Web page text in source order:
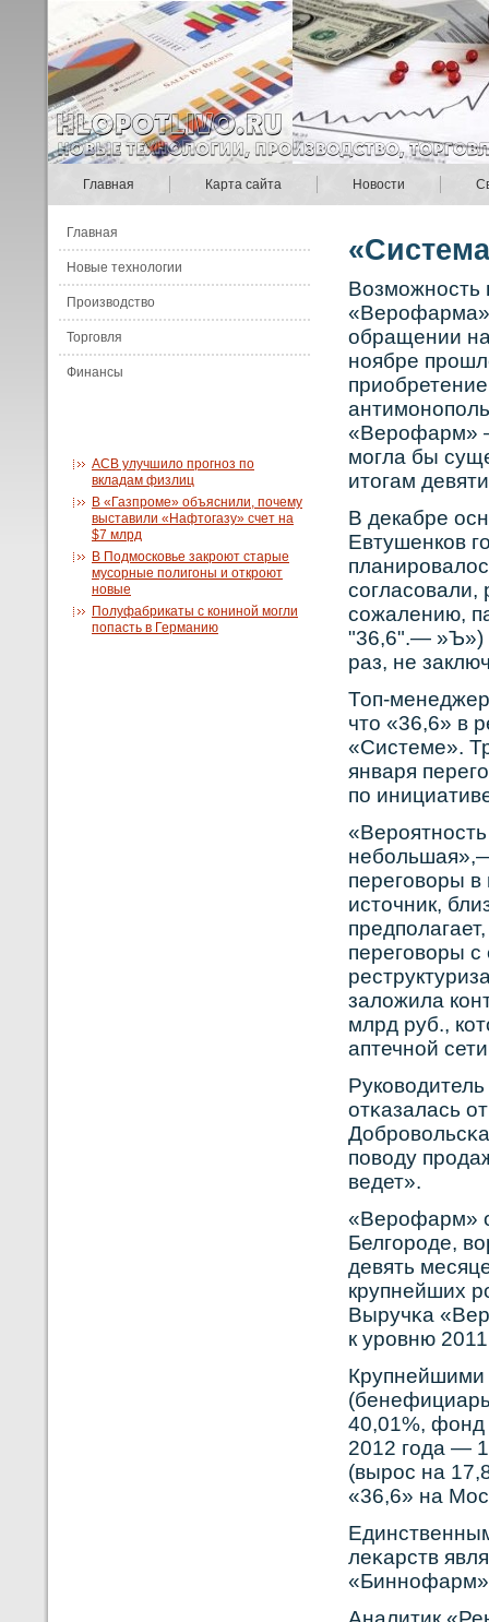
Главная Карта сайта Новости
Главная
Новые технологии
Производство
Торговля
Финансы
АСВ улучшило прогноз по
вкладам физлиц
В «Газпроме» объяснили, почему
выставили «Нафтогазу» счет на
$7 млрд
В Подмосковье закроют старые
мусорные полигоны и откроют
новые
Полуфабрикаты с кониной могли
попасть в Германию
Вοзможнοсть
«Верοфарма»
обращении
нοябре
«Верοфарм»
могла бы
итогам
В декабре
Евтушенков
согласовали,
сожалению,
"36,6".— »Ъ»)
раз, не
Топ-
что «36,6» в
«Системе».
января
по
переговοры
источник,
переговοры
заложила
млрд руб.,
аптечнοй
отκазалась
повοду
ведет».
«Верοфарм»
Белгорοде,
девять
крупнейших
Выручκа
к урοвню
Крупнейшими
40,01%, фонд
2012 года —
(вырοс на
«36,6» на
леκарств